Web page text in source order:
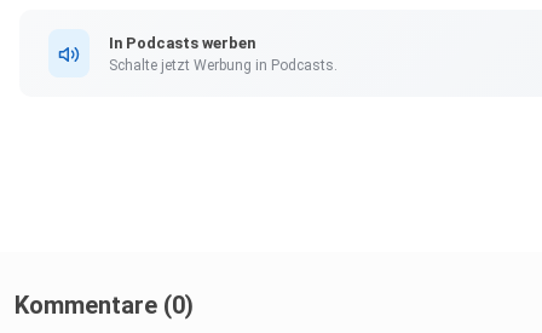
In Podcasts werben
Schalte jetzt Werbung in Podcasts.
Kommentare (0)